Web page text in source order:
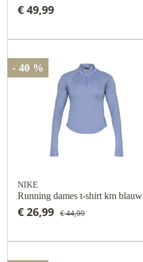
€ 49,99
- 40 %
NIKE
Running dames t-shirt km blauw
€ 26,99 € 44,99